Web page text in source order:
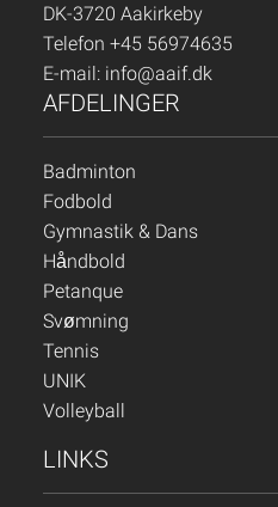
DK-3720 Aakirkeby
Telefon +45 56974635
E-mail: info@aaif.dk
AFDELINGER
Badminton
Fodbold
Gymnastik & Dans
Håndbold
Petanque
Svømning
Tennis
UNIK
Volleyball
LINKS